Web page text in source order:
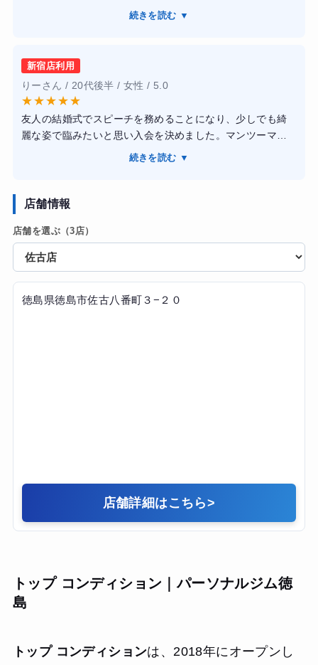
スを綺麗に着こなしたいという目標で通い始めました。完
体調に合わせたメニューを組んでくれます。フォームの指
導が非常に丁寧で、運動が苦手な私でも「効いている」感
覚をしっかり実感できました。3ヶ月で体重が4kg減り、何
よりウエスト周りが劇的に引き締まりました！姿勢も良く
なり、疲れにくい体に。食事のアドバイスも現実的なの
で、無理なく健康的な生活習慣が身につきました。
続きを読む ▼
新宿店利用
りーさん / 20代後半 / 女性 / 5.0
★★★★★
友人の結婚式でスピーチを務めることになり、少しでも綺
麗な姿で臨みたいと思い入会を決めました。マンツーマン
なので、その日の体調に合わせたメニューを組んでくれま
ーさんは知識が豊富で、無理な食事制限ではなく何を食べ
けられています。4ヶ月で体重-5kgで期待以上に痩せられま
した。全体的にサイズダウンして、念願のワンピースも着
られるようになりよかったです！
続きを読む ▼
店舗情報
店舗を選ぶ（3店）
徳島県徳島市佐古八番町３−２０
店舗詳細はこちら>
トップ コンディション｜パーソナルジム徳
島
トップ コンディションは、2018年にオープンし